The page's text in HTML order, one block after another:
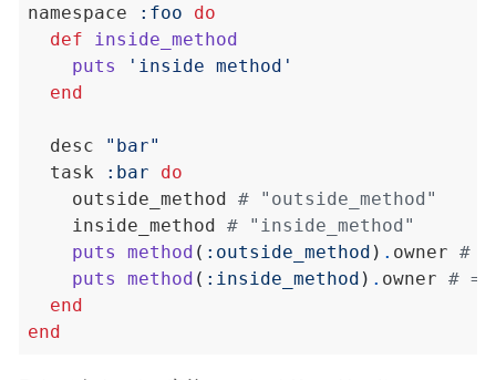
namespace :foo
do
def
inside_method
puts
'inside method'
end
  desc
"bar"
  task
:bar
do
    outside_method
# "outside_method"
    inside_method
# "inside_method"
puts
method ( :outside_method ) . owner #
puts
method ( :inside_method ) . owner #
end
end